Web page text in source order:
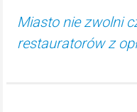
Miasto nie zwolni
restauratorów z